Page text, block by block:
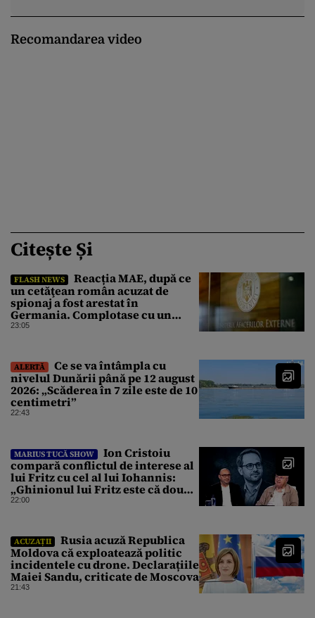
Recomandarea video
Citește Și
FLASH NEWS
Reacția MAE, după ce
un cetăţean român acuzat de
spionaj a fost arestat în
Germania. Complotase cu un
ucrainean ca să asasineze un
23:05
ALERTĂ
Ce se va întâmpla cu
nivelul Dunării până pe 12 august
2026: „Scăderea în 7 zile este de 10
centimetri”
22:43
MARIUS TUCĂ SHOW
Ion Cristoiu
compară conflictul de interese al
lui Fritz cu cel al lui Iohannis:
„Ghinionul lui Fritz este că două
instanțe l-au declarat
22:00
ACUZAȚII
Rusia acuză Republica
Moldova că exploatează politic
incidentele cu drone. Declarațiile
Maiei Sandu, criticate de Moscova
21:43